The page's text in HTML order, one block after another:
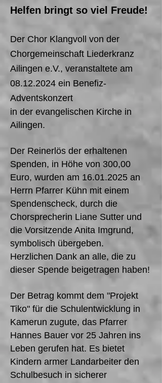
Helfen bringt so viel Freude!
Der Chor Klangvoll von der
Chorgemeinschaft Liederkranz
Ailingen e.V., veranstaltete am
08.12.2024 ein Benefiz-
Adventskonzert
in der evangelischen Kirche in
Ailingen.
Der Reinerlös der erhaltenen
Spenden, in Höhe von 300,00
Euro, wurden am 16.01.2025 an
Herrn Pfarrer Kühn mit einem
Spendenscheck, durch die
Chorsprecherin Liane Sutter und
die Vorsitzende Anita Imgrund,
symbolisch übergeben.
Herzlichen Dank an alle, die zu
dieser Spende beigetragen haben!
Der Betrag kommt dem "Projekt
Tiko" für die Schulentwicklung in
Kamerun zugute, das Pfarrer
Hannes Bauer vor 25 Jahren ins
Leben gerufen hat. Es bietet
Kindern armer Landarbeiter den
Schulbesuch in sicherer